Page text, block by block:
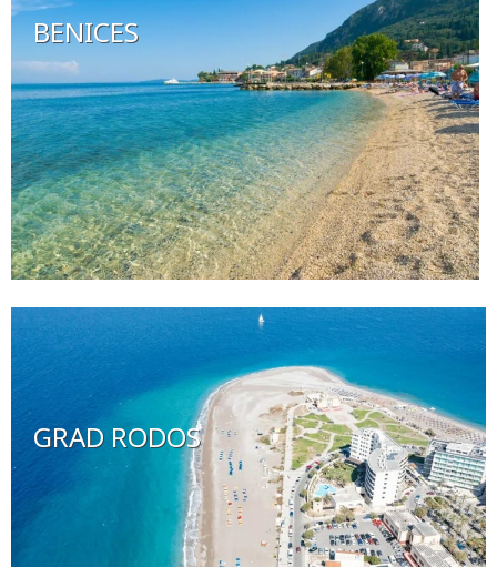
BENICES
GRAD RODOS